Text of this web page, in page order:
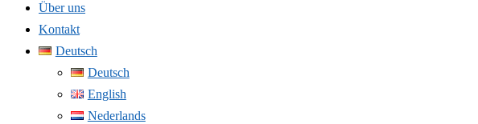
Über uns
Kontakt
Deutsch
Deutsch
English
Nederlands